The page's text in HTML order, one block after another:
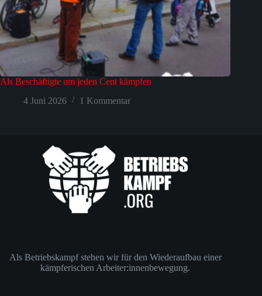
Als Beschäftigte um jeden Cent kämpfen
4 Juni 2026
1 Kommentar
Als Betriebskampf stehen wir für den Wiederaufbau einer
kämpferischen Arbeiter:innenbewegung.